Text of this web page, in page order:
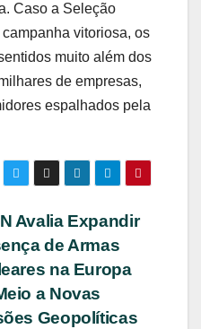
Caso a Seleção
vitoriosa, os
muito além dos
de empresas,
espalhados pela
Avalia Expandir
de Armas
na Europa
a Novas
Geopolíticas